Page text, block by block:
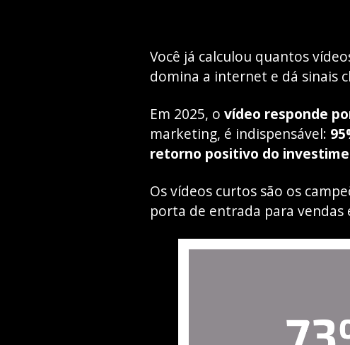
Você já calculou quantos
domina a internet e dá sinais
Em 2025, o vídeo responde
marketing, é indispensável:
retorno positivo do
Os vídeos curtos são os
porta de entrada para vendas